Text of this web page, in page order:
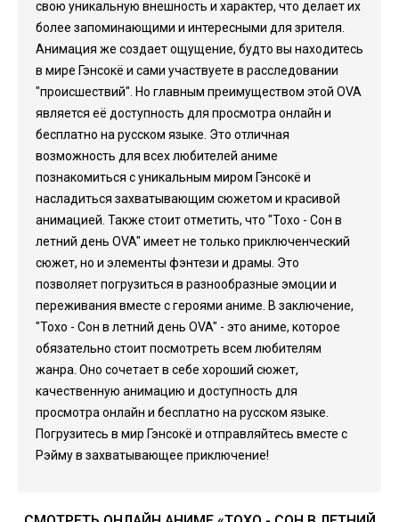
свою уникальную внешность и характер, что делает их
более запоминающими и интересными для зрителя.
Анимация же создает ощущение, будто вы находитесь
в мире Гэнсокё и сами участвуете в расследовании
"происшествий". Но главным преимуществом этой OVA
является её доступность для просмотра онлайн и
бесплатно на русском языке. Это отличная
возможность для всех любителей аниме
познакомиться с уникальным миром Гэнсокё и
насладиться захватывающим сюжетом и красивой
анимацией. Также стоит отметить, что "Тохо - Сон в
летний день OVA" имеет не только приключенческий
сюжет, но и элементы фэнтези и драмы. Это
позволяет погрузиться в разнообразные эмоции и
переживания вместе с героями аниме. В заключение,
"Тохо - Сон в летний день OVA" - это аниме, которое
обязательно стоит посмотреть всем любителям
жанра. Оно сочетает в себе хороший сюжет,
качественную анимацию и доступность для
просмотра онлайн и бесплатно на русском языке.
Погрузитесь в мир Гэнсокё и отправляйтесь вместе с
Рэйму в захватывающее приключение!